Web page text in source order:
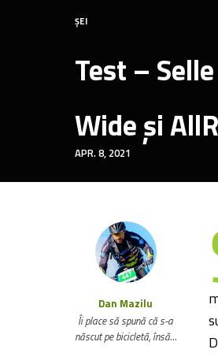
ȘEI
Test –
Wide și
APR. 8, 2021
Dan Mazilu
Îi place să spună că s-a
născut pe bicicletă, însă…